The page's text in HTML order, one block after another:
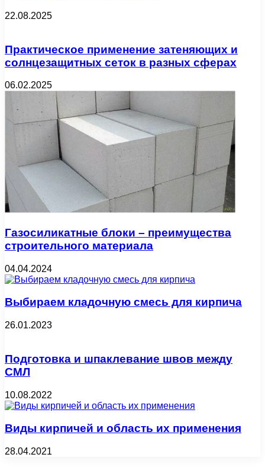
22.08.2025
Практическое применение затеняющих и
солнцезащитных сеток в разных сферах
06.02.2025
Газосиликатные блоки – преимущества
строительного материала
04.04.2024
Выбираем кладочную смесь для кирпича
26.01.2023
Подготовка и шпаклевание швов между
СМЛ
10.08.2022
Виды кирпичей и область их применения
28.04.2021